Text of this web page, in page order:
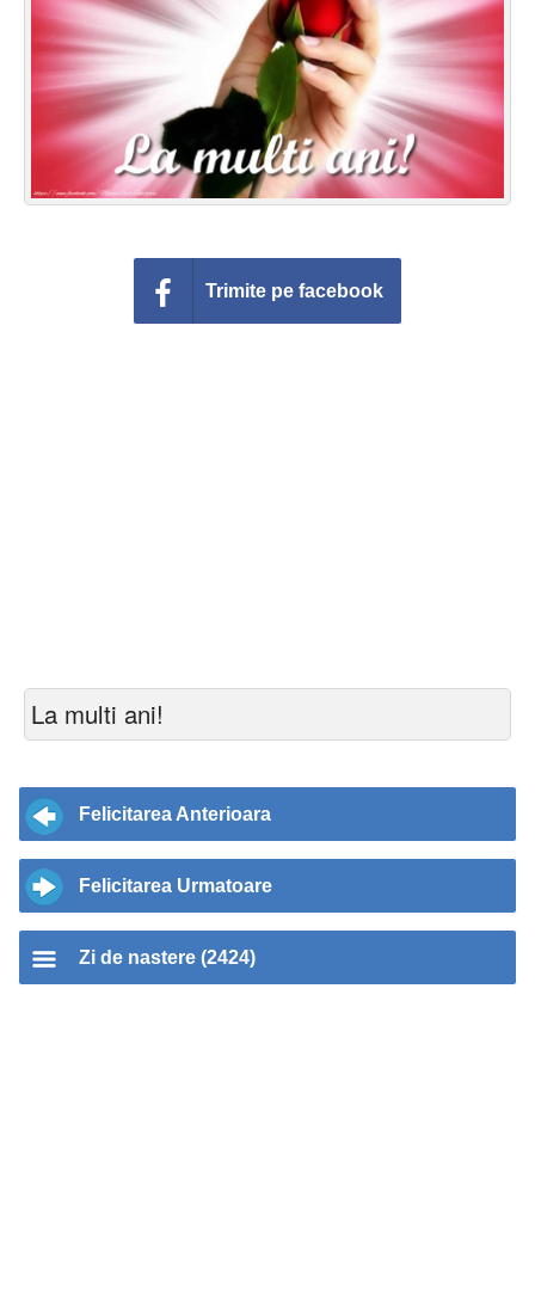
Felicitari zile saptamana
Felicitari muzicale personalizate
Felicitari animate
Conecteaza-te
Trimite pe facebook
La multi ani!
Felicitarea Anterioara
Felicitarea Urmatoare
Zi de nastere (2424)